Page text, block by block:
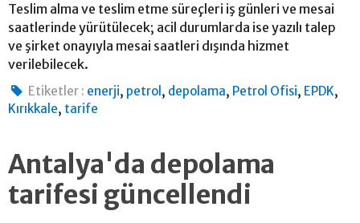
Teslim alma ve teslim etme süreçleri iş günleri ve mesai
saatlerinde yürütülecek; acil durumlarda ise yazılı talep
ve şirket onayıyla mesai saatleri dışında hizmet
verilebilecek.
Etiketler : enerji, petrol , depolama, Petrol Ofisi, EPDK,
Kırıkkale, tarife
Antalya'da depolama
tarifesi güncellendi